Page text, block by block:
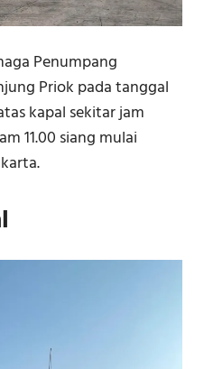
Penumpang
Priok pada tanggal
kapal sekitar jam
11.00 siang mulai